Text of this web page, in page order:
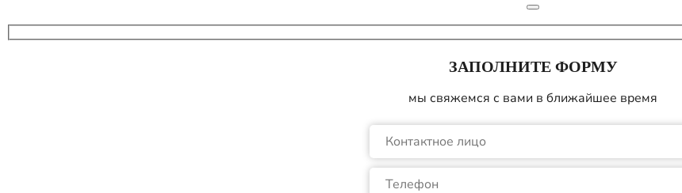
ЗАПОЛНИТЕ ФОРМУ
мы свяжемся с вами в ближайшее время